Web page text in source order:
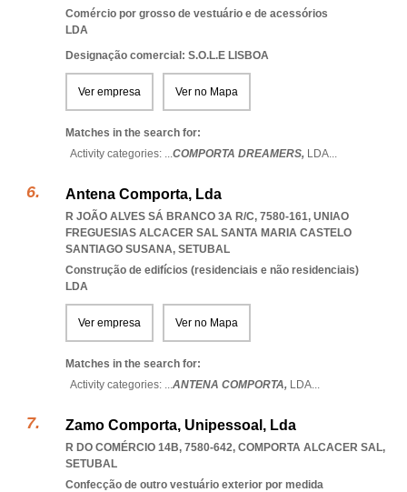
Comércio por grosso de vestuário e de acessórios
LDA
Designação comercial: S.O.L.E LISBOA
Ver empresa Ver no Mapa
Matches in the search for:
Activity categories: ...COMPORTA DREAMERS, LDA...
Antena Comporta, Lda
R JOÃO ALVES SÁ BRANCO 3A R/C, 7580-161, UNIAO
FREGUESIAS ALCACER SAL SANTA MARIA CASTELO
SANTIAGO SUSANA, SETUBAL
Construção de edifícios (residenciais e não residenciais)
LDA
Ver empresa Ver no Mapa
Matches in the search for:
Activity categories: ...ANTENA COMPORTA, LDA...
Zamo Comporta, Unipessoal, Lda
R DO COMÉRCIO 14B, 7580-642, COMPORTA ALCACER SAL,
SETUBAL
Confecção de outro vestuário exterior por medida